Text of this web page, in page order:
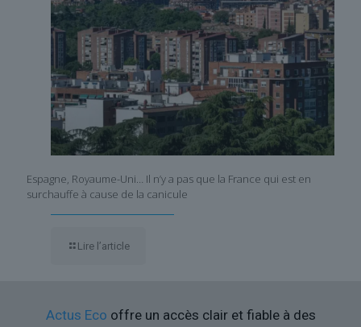
Espagne, Royaume-Uni… Il n’y a pas que la France qui est en
surchauffe à cause de la canicule
Lire l’article
Actus Eco offre un accès clair et fiable à des